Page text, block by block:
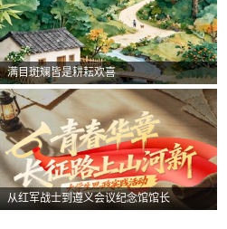
满目斑斓皆是耕耘欢喜
从红军战士到遵义会议纪念馆馆长